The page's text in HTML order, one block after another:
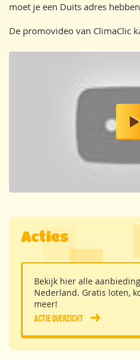
moet je een Duits adres
De promovideo van ClimaClic
Acties
Bekijk hier alle
Nederland. Gratis loten,
meer!
Actie overzicht